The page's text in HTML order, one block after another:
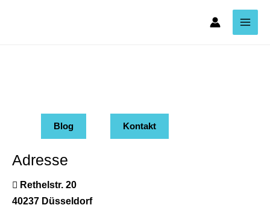
Main
Blog Kontakt
Adresse
Rethelstr. 20
40237 Düsseldorf